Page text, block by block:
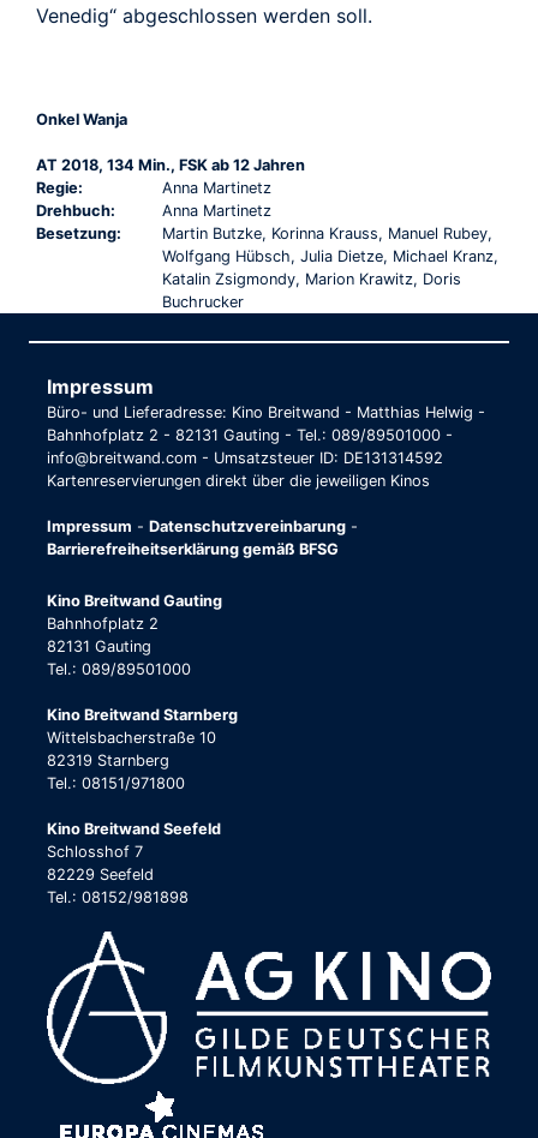
Venedig“ abgeschlossen werden soll.
Onkel Wanja
AT 2018, 134 Min., FSK ab 12 Jahren
Regie:
Anna Martinetz
Drehbuch:
Anna Martinetz
Besetzung:
Martin Butzke, Korinna Krauss, Manuel Rubey,
Wolfgang Hübsch, Julia Dietze, Michael Kranz,
Katalin Zsigmondy, Marion Krawitz, Doris
Buchrucker
Impressum
Büro- und Lieferadresse: Kino Breitwand - Matthias Helwig -
Bahnhofplatz 2 - 82131 Gauting - Tel.: 089/89501000 -
info@breitwand.com - Umsatzsteuer ID: DE131314592
Kartenreservierungen direkt über die jeweiligen Kinos
Impressum - Datenschutzvereinbarung -
Barrierefreiheitserklärung gemäß BFSG
Kino Breitwand Gauting
Bahnhofplatz 2
82131 Gauting
Tel.: 089/89501000
Kino Breitwand Starnberg
Wittelsbacherstraße 10
82319 Starnberg
Tel.: 08151/971800
Kino Breitwand Seefeld
Schlosshof 7
82229 Seefeld
Tel.: 08152/981898